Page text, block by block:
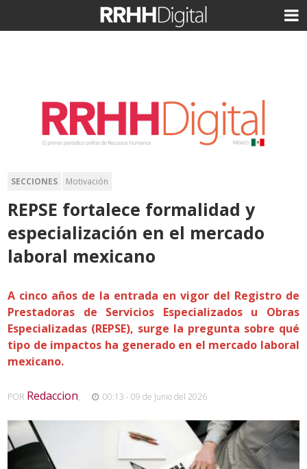
SECCIONES Motivación
REPSE fortalece formalidad y
especialización en el mercado
laboral mexicano
A cinco años de la entrada en vigor del Registro de
Prestadoras de Servicios Especializados u Obras
Especializadas (REPSE), surge la pregunta sobre qué
tipo de impactos ha generado en el mercado laboral
mexicano.
POR Redaccion, 00:13 - 09 de Junio del 2026